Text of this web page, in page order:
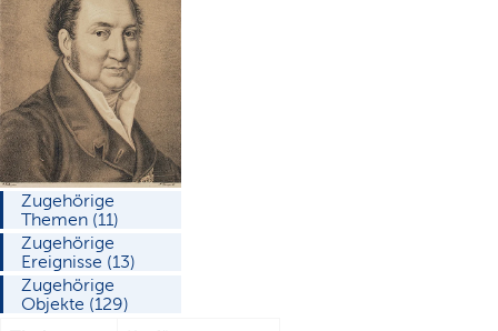
Zugehörige
Themen (11)
Zugehörige
Ereignisse (13)
Zugehörige
Objekte (129)